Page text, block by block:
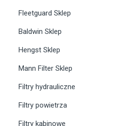
Fleetguard Sklep
Baldwin Sklep
Hengst Sklep
Mann Filter Sklep
Filtry hydrauliczne
Filtry powietrza
Filtry kabinowe